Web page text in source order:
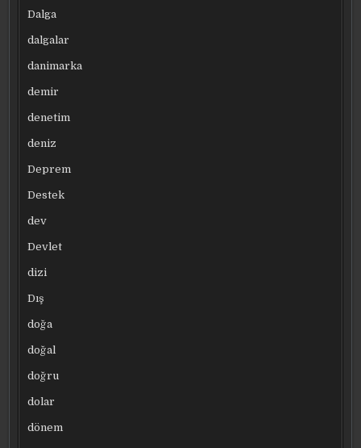
Dalga
dalgalar
danimarka
demir
denetim
deniz
Deprem
Destek
dev
Devlet
dizi
Dış
doğa
doğal
doğru
dolar
dönem